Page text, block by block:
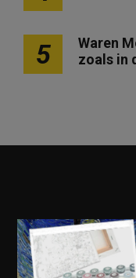
5
Waren
zoals in